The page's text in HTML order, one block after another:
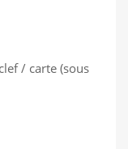
/ carte (sous